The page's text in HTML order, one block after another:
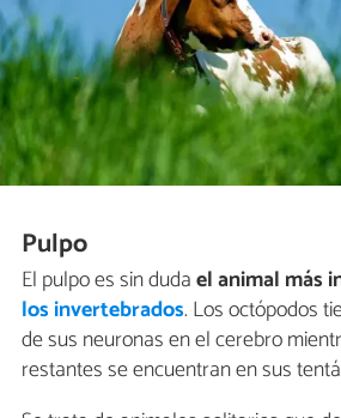
Pulpo
El pulpo es sin dudael animal más
los invertebrados. Los octópodos
de sus neuronas en el cerebro
restantes se encuentran en sus